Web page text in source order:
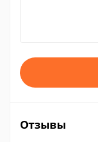
Отзывы